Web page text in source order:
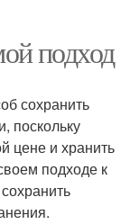
подход
сохранить
поскольку
цене и хранить
подходе к